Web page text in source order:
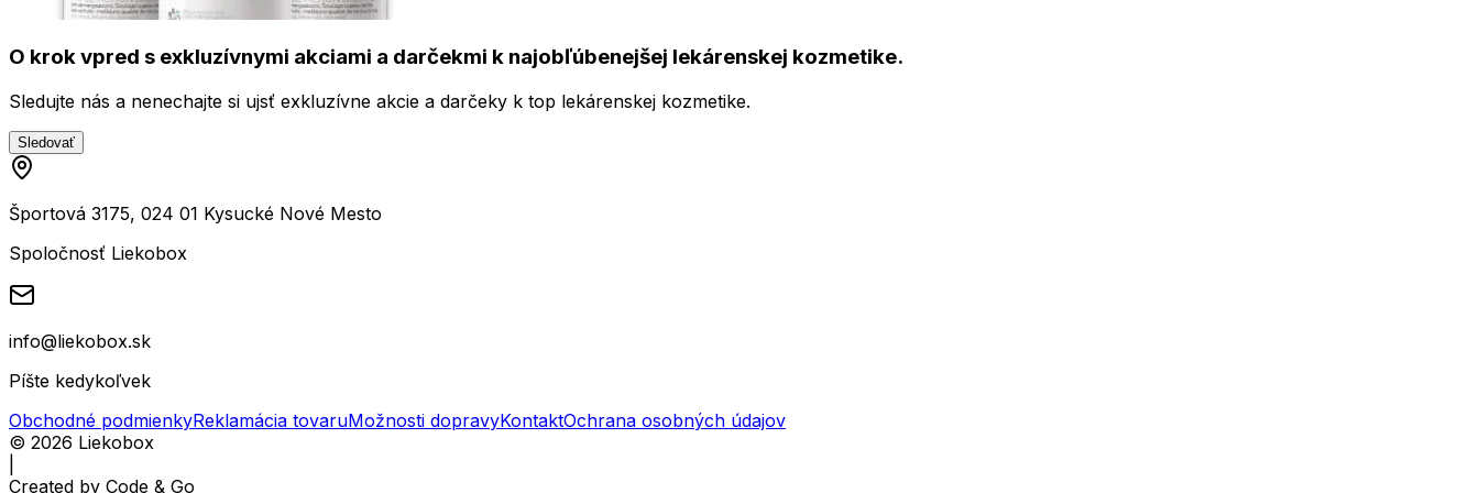
O krok vpred s exkluzívnymi akciami a darčekmi k najobľúbenejšej lekárenskej kozmetike.
Sledujte nás a nenechajte si ujsť exkluzívne akcie a darčeky k top lekárenskej kozmetike.
Sledovať
Športová 3175, 024 01 Kysucké Nové Mesto
Spoločnosť Liekobox
info@liekobox.sk
Píšte kedykoľvek
Obchodné podmienkyReklamácia tovaruMožnosti dopravyKontaktOchrana osobných údajov
© 2026 Liekobox
Created by Code & Go